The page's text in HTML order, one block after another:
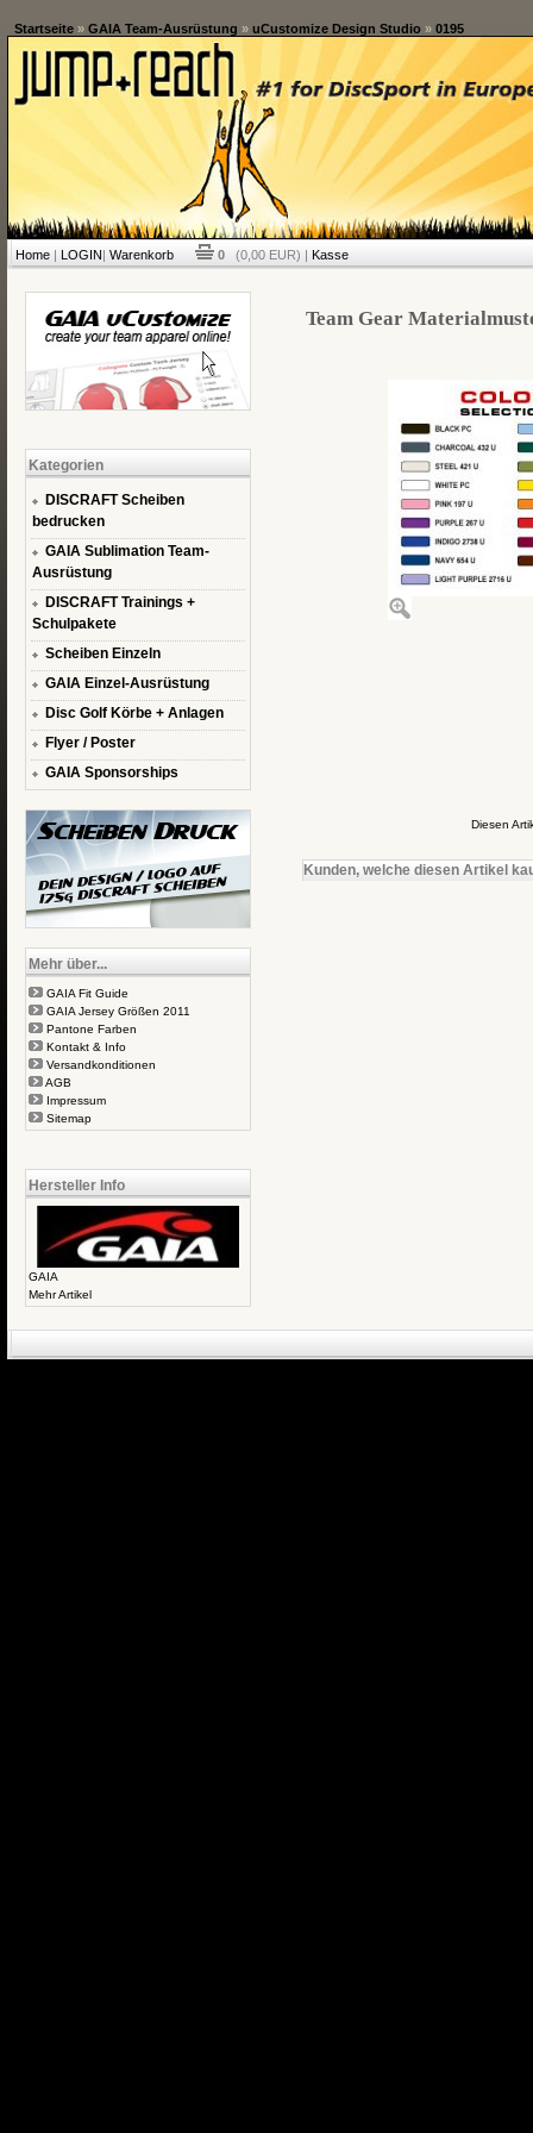
Startseite» GAIA Team-Ausrüstung » uCustomize Design Studio» 0195
Home| LOGIN| Warenkorb 0 (0,00 EUR) | Kasse
Kategorien
DISCRAFT Scheiben
bedrucken
GAIA Sublimation Team-
Ausrüstung
DISCRAFT Trainings +
Schulpakete
Scheiben Einzeln
GAIA Einzel-Ausrüstung
Disc Golf Körbe + Anlagen
Flyer / Poster
GAIA Sponsorships
Mehr über...
GAIA Fit Guide
GAIA Jersey Größen 2011
Pantone Farben
Kontakt & Info
Versandkonditionen
AGB
Impressum
Sitemap
Hersteller Info
GAIA
Mehr Artikel
Team Gear
Diesen
Kunden, welche diesen Artikel